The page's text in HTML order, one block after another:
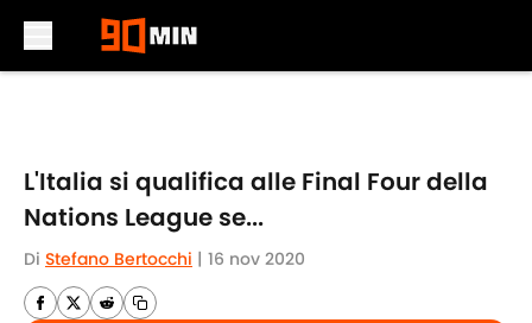
L'Italia si qualifica alle Final Four della
Nations League se...
Di Stefano Bertocchi | 16 nov 2020